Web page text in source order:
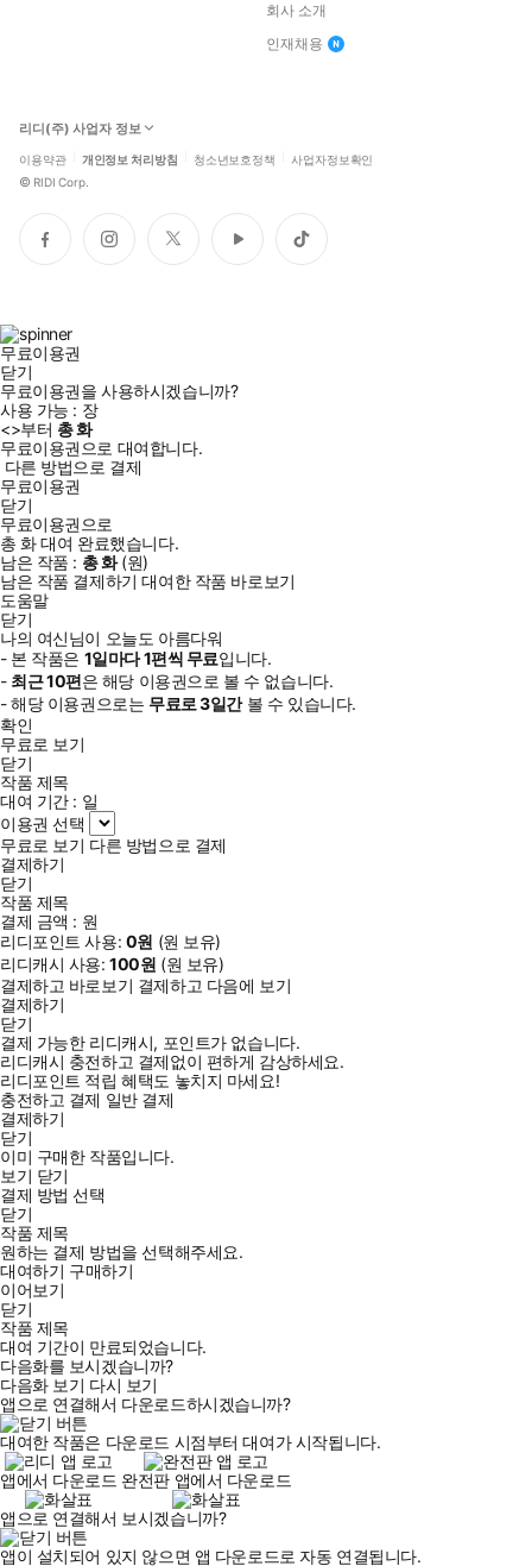
회사 소개
인재채용
리디(주) 사업자 정보
이용약관 개인정보 처리방침 청소년보호정책 사업자정보확인
© RIDI Corp.
페
이
인
스
트
위
유
튜
틱
톡
무료이용권
닫기
무료이용권을 사용하시겠습니까?
사용 가능 : 장
<>부터 총화
무료이용권으로 대여합니다.
다른 방법으로 결제
무료이용권
닫기
무료이용권으로
총 화대여 완료했습니다.
남은 작품 : 총화(원)
남은 작품 결제하기 대여한 작품 바로보기
도움말
닫기
나의 여신님이 오늘도 아름다워
- 본 작품은 1일마다1편씩 무료입니다.
- 최근10편은 해당 이용권으로 볼 수 없습니다.
- 해당 이용권으로는 무료로3일간볼 수 있습니다.
확인
무료로 보기
닫기
작품 제목
대여 기간 : 일
이용권 선택
무료로 보기 다른 방법으로 결제
결제하기
닫기
작품 제목
결제 금액 : 원
리디포인트 사용: 0원 (원 보유)
리디캐시 사용:100원 (원 보유)
결제하고 바로보기 결제하고 다음에 보기
결제하기
닫기
결제 가능한 리디캐시, 포인트가 없습니다.
리디캐시 충전하고 결제없이 편하게 감상하세요.
리디포인트 적립 혜택도 놓치지 마세요!
충전하고 결제 일반 결제
결제하기
닫기
이미 구매한 작품입니다.
보기 닫기
결제 방법 선택
닫기
작품 제목
원하는 결제 방법을 선택해주세요.
대여하기 구매하기
이어보기
닫기
작품 제목
대여 기간이 만료되었습니다.
다음화를 보시겠습니까?
다음화 보기 다시 보기
앱으로 연결해서 다운로드하시겠습니까?
대여한 작품은 다운로드 시점부터 대여가 시작됩니다.
앱에서 다운로드 완전판 앱에서 다운로드
앱으로 연결해서 보시겠습니까?
앱이 설치되어 있지 않으면 앱 다운로드로 자동 연결됩니다.